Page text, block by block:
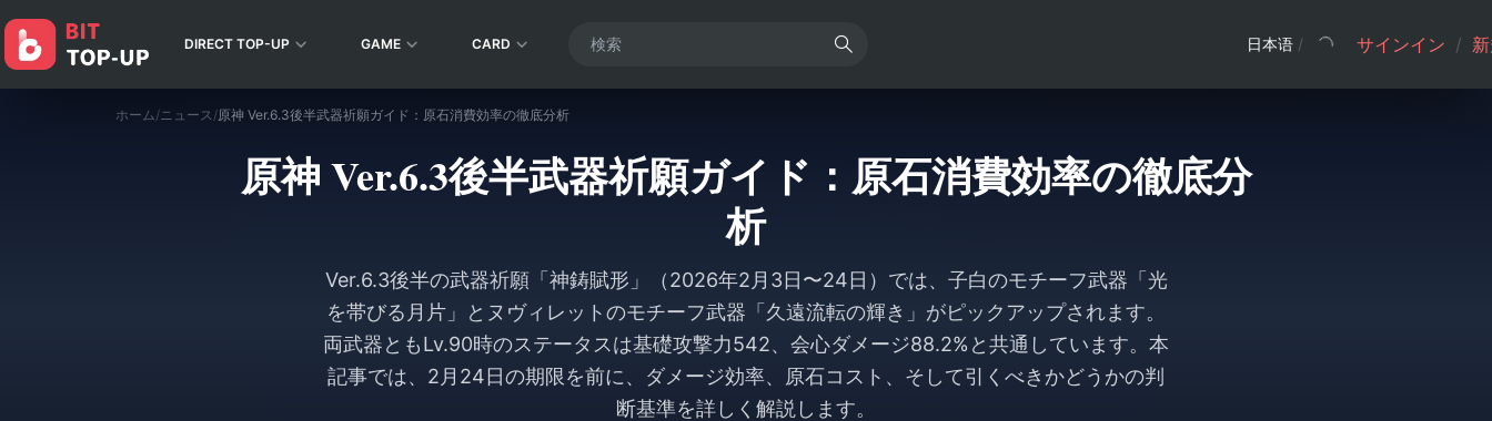
DIRECT TOP-UP GAME CARD 日本语 / サインイン /
ホーム/ニュース /原神 Ver.6.3後半武器祈願ガイド：原石消費効率の徹底分析
原神 Ver.6.3後半武器祈願ガイド：原石消費効率の徹底分
析
Ver.6.3後半の武器祈願「神鋳賦形」（2026年2月3日〜24日）では、子白のモチーフ武器「光
を帯びる月片」とヌヴィレットのモチーフ武器「久遠流転の輝き」がピックアップされます。
両武器ともLv.90時のステータスは基礎攻撃力542、会心ダメージ88.2%と共通しています。本
記事では、2月24日の期限を前に、ダメージ効率、原石コスト、そして引くべきかどうかの判
断基準を詳しく解説します。